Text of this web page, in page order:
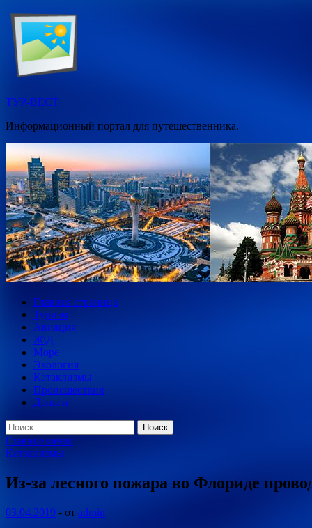
Перейти
содержимому
ТУР-ВЕСТ
Информационный портал для путешественника.
Главная страница
Туризм
Авиация
Ж\Д
Море
Экология
Катаклизмы
Происшествия
Деньги
Найти:
Главное меню
Катаклизмы
Из-за лесного пожара во Флориде
03.04.2019 - от admin